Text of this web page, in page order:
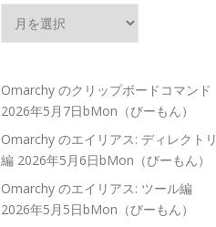
Omarchy のクリップボードコマンド
2026年5月7日bMon（びーもん）
Omarchy のエイリアス: ディレクトリ
編 2026年5月6日bMon（びーもん）
Omarchy のエイリアス: ツール編
2026年5月5日bMon（びーもん）